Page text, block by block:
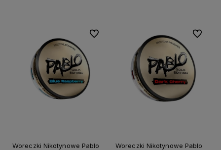
Woreczki Nikotynowe Pablo
Do ulubionych
Woreczki Nikotynowe Pablo
Do